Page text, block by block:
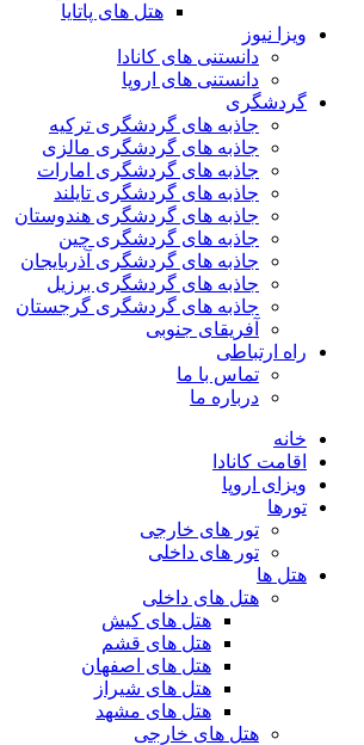
هتل های پاتایا
ویزا نیوز
دانستنی های کانادا
دانستنی های اروپا
گردشگری
جاذبه های گردشگری ترکیه
جاذبه های گردشگری مالزی
جاذبه های گردشگری امارات
جاذبه های گردشگری تایلند
جاذبه های گردشگری هندوستان
جاذبه های گردشگری چین
جاذبه های گردشگری آذربایجان
جاذبه های گردشگری برزیل
جاذبه های گردشگری گرجستان
آفریقای جنوبی
راه ارتباطی
تماس با ما
درباره ما
خانه
اقامت کانادا
ویزای اروپا
تورها
تور های خارجی
تور های داخلی
هتل ها
هتل های داخلی
هتل های کیش
هتل های قشم
هتل های اصفهان
هتل های شیراز
هتل های مشهد
هتل های خارجی